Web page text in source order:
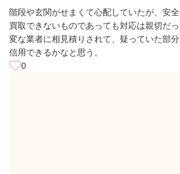
階段や玄関がせまくて心配していたが、安全
買取できないものであっても対応は親切だっ
変な業者に相見積りされて、疑っていた部
信用できるかなと思う。
0